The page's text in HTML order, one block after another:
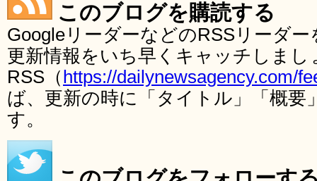
このブログを購読する
GoogleリーダーなどのRSSリーダ
更新情報をいち早くキャッチしま
RSS（ https://dailynewsagency.com/
ば、更新の時に「タイトル」「概要
す。